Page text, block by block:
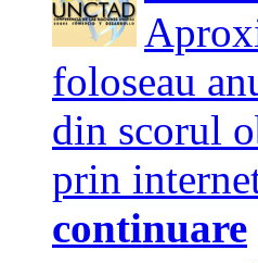
foloseau
din scorul
prin
continuare